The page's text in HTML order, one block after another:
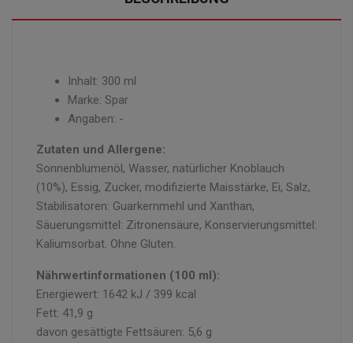
Inhalt: 300 ml
Marke: Spar
Angaben: -
Zutaten und Allergene:
Sonnenblumenöl, Wasser, natürlicher Knoblauch
(10%), Essig, Zucker, modifizierte Maisstärke, Ei, Salz,
Stabilisatoren: Guarkernmehl und Xanthan,
Säuerungsmittel: Zitronensäure, Konservierungsmittel:
Kaliumsorbat. Ohne Gluten.
Nährwertinformationen (100 ml):
Energiewert: 1642 kJ / 399 kcal
Fett: 41,9 g
davon gesättigte Fettsäuren: 5,6 g